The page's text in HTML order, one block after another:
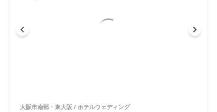
大阪市南部・東大阪 /ホテルウェディング